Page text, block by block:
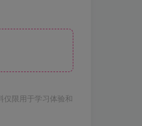
仅限用于学习体验和